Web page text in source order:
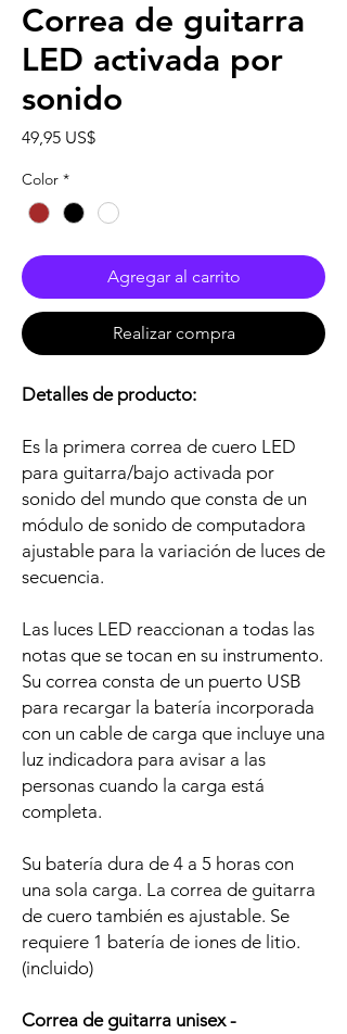
Correa de guitarra
LED activada por
sonido
49,95 US$Precio
Color *
Agregar al carrito
Realizar compra
Detalles de producto:
Es la primera correa de cuero LED
para guitarra/bajo activada por
sonido del mundo que consta de un
módulo de sonido de computadora
ajustable para la variación de luces de
secuencia.
Las luces LED reaccionan a todas las
notas que se tocan en su instrumento.
Su correa consta de un puerto USB
para recargar la batería incorporada
con un cable de carga que incluye una
luz indicadora para avisar a las
personas cuando la carga está
completa.
Su batería dura de 4 a 5 horas con
una sola carga. La correa de guitarra
de cuero también es ajustable. Se
requiere 1 batería de iones de litio.
(incluido)
Correa de guitarra unisex -